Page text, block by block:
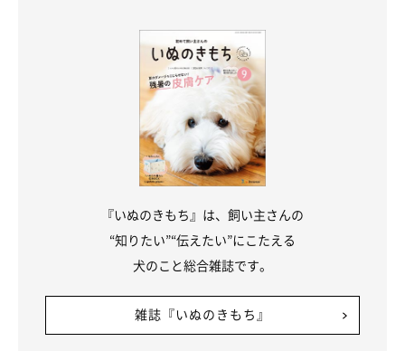
風通しがよく、日陰を選んで歩かせる
なるべく日陰を選びながらお散歩するようにしましょう。しかし
建物の陰は風邪通しが悪く熱気や湿気がこもりやすいので、木陰
など風通しのいいところが理想です◎
こまめに地面を触ってチェック！
犬は人間よりも体高が低いためアスファルトの照り返しの熱（輻
射熱）を受けやすく、熱中症になってしまう危険性があります。
『いぬのきもち』は、飼い主さんの
“知りたい”“伝えたい”にこたえる
犬のこと総合雑誌です。
雑誌『いぬのきもち』